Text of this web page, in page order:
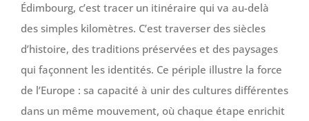
Édimbourg, c’est tracer un itinéraire qui va au-delà
des simples kilomètres. C’est traverser des siècles
d’histoire, des traditions préservées et des paysages
qui façonnent les identités. Ce périple illustre la force
de l’Europe : sa capacité à unir des cultures différentes
dans un même mouvement, où chaque étape enrichit